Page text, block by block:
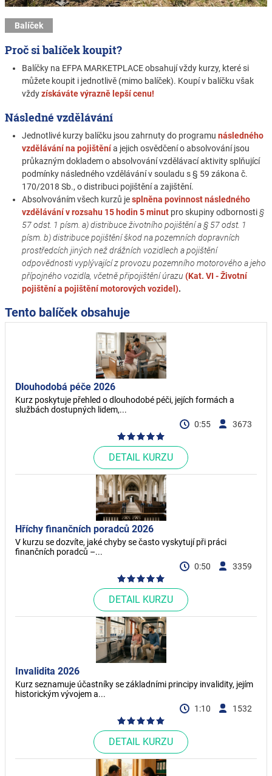
Balíček
Proč si balíček koupit?
Balíčky na EFPA MARKETPLACE obsahují vždy kurzy, které si
můžete koupit i jednotlivě (mimo balíček). Koupí v balíčku však
vždyzískáváte výrazně lepší cenu!
Následné vzdělávání
Jednotlivé kurzy balíčku jsou zahrnuty do programu následného
vzdělávání na pojištěnía jejich osvědčení o absolvování jsou
průkazným dokladem o absolvování vzdělávací aktivity splňující
podmínky následného vzdělávání v souladu s § 59 zákona č.
170/2018 Sb., o distribuci pojištění a zajištění.
Absolvováním všech kurzů jesplněna povinnost následného
vzdělávání v rozsahu 15 hodin 5 minut pro skupiny odbornosti§
57 odst. 1 písm. a) distribuce životního pojištění a § 57 odst. 1
písm. b) distribuce pojištění škod na pozemních dopravních
prostředcích jiných než drážních vozidlech a pojištění
odpovědnosti vyplývající z provozu pozemního motorového a jeho
přípojného vozidla, včetně připojištění úrazu (Kat. VI - Životní
pojištění a pojištění motorových vozidel).
Tento balíček obsahuje
Dlouhodobá péče 2026
Kurz poskytuje přehled o dlouhodobé péči, jejích formách a
službách dostupných lidem,...
0:55
3673
DETAIL KURZU
Hříchy finančních poradců 2026
V kurzu se dozvíte, jaké chyby se často vyskytují při práci
finančních poradců –...
0:50
3359
DETAIL KURZU
Invalidita 2026
Kurz seznamuje účastníky se základními principy invalidity, jejím
historickým vývojem a...
1:10
1532
DETAIL KURZU